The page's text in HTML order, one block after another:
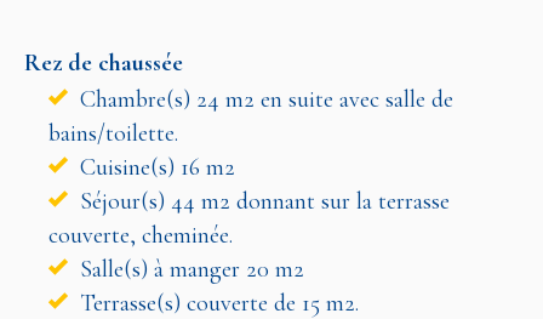
Rez de chaussée
Chambre(s) 24 m2 en suite avec salle de
bains/toilette.
Cuisine(s) 16 m2
Séjour(s) 44 m2 donnant sur la terrasse
couverte, cheminée.
Salle(s) à manger 20 m2
Terrasse(s) couverte de 15 m2.